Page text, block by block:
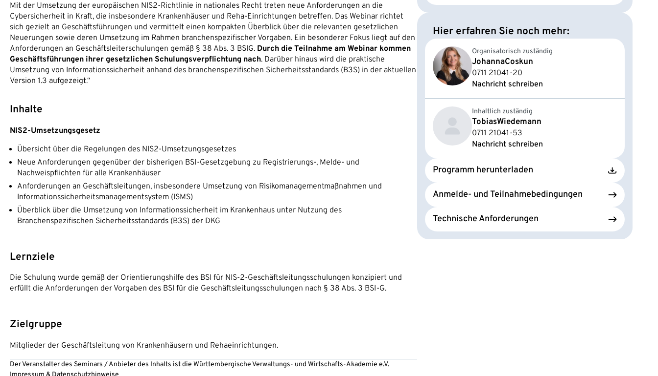
Mit der Umsetzung der europäischen NIS2-Richtlinie in nationales Recht treten neue Anforderungen an die
Cybersicherheit in Kraft, die insbesondere Krankenhäuser und Reha-Einrichtungen betreffen. Das Webinar richtet
sich gezielt an Geschäftsführungen und vermittelt einen kompakten Überblick über die relevanten gesetzlichen
Neuerungen sowie deren Umsetzung im Rahmen branchenspezifischer Vorgaben. Ein besonderer Fokus liegt auf den
Anforderungen an Geschäftsleiterschulungen gemäß § 38 Abs. 3 BSIG. Durch die Teilnahme am Webinar kommen
Geschäftsführungen ihrer gesetzlichen Schulungsverpflichtung nach. Darüber hinaus wird die praktische
Umsetzung von Informationssicherheit anhand des branchenspezifischen Sicherheitsstandards (B3S) in der aktuellen
Version 1.3 aufgezeigt.“
Inhalte
NIS2-Umsetzungsgesetz
Übersicht über die Regelungen des NIS2-Umsetzungsgesetzes
Neue Anforderungen gegenüber der bisherigen BSI-Gesetzgebung zu Registrierungs-, Melde- und
Nachweispflichten für alle Krankenhäuser
Anforderungen an Geschäftsleitungen, insbesondere Umsetzung von Risikomanagementmaßnahmen und
Informationssicherheitsmanagementsystem (ISMS)
Überblick über die Umsetzung von Informationssicherheit im Krankenhaus unter Nutzung des
Branchenspezifischen Sicherheitsstandards (B3S) der DKG
Lernziele
Die Schulung wurde gemäß der Orientierungshilfe des BSI für NIS-2-Geschäftsleitungsschulungen konzipiert und
erfüllt die Anforderungen der Vorgaben des BSI für die Geschäftsleitungsschulungen nach § 38 Abs. 3 BSI-G.
Zielgruppe
Mitglieder der Geschäftsleitung von Krankenhäusern und Rehaeinrichtungen.
Der Veranstalter des Seminars / Anbieter des Inhalts ist die Württembergische Verwaltungs- und Wirtschafts-Akademie e.V.
Hier erfahren Sie noch mehr:
Organisatorisch zuständig
JohannaCoskun
0711 21041-20
Nachricht schreiben
Inhaltlich zuständig
TobiasWiedemann
0711 21041-53
Nachricht schreiben
Programm herunterladen
Anmelde- und Teilnahmebedingungen
Technische Anforderungen